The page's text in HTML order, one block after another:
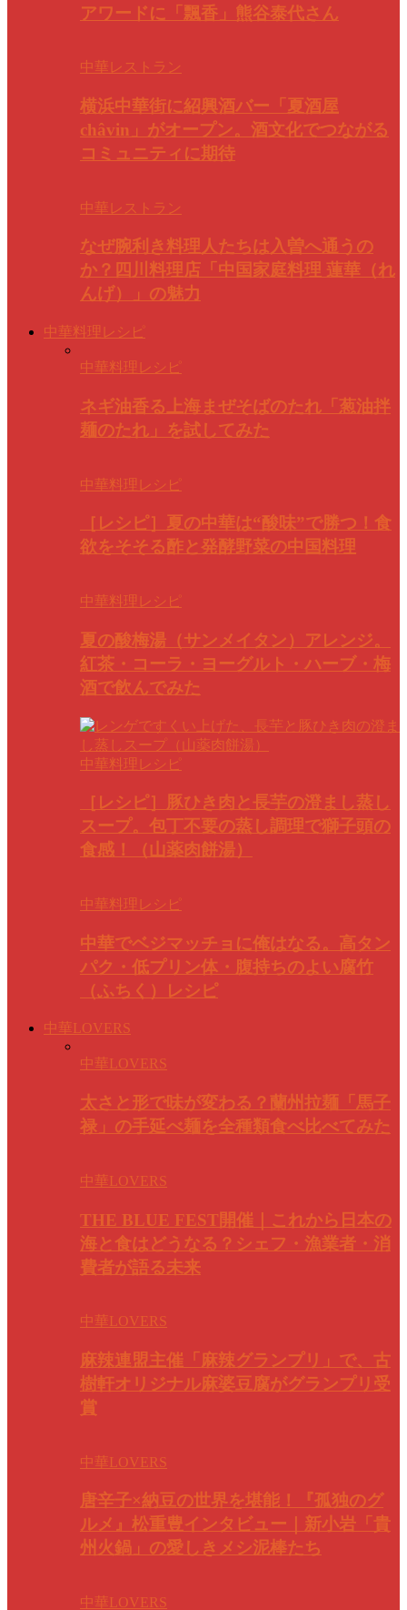
アワードに「飄香」熊谷泰代さん
中華レストラン
横浜中華街に紹興酒バー「夏酒屋
châvin」がオープン。酒文化でつながる
コミュニティに期待
中華レストラン
なぜ腕利き料理人たちは入曽へ通うの
か？四川料理店「中国家庭料理 蓮華（れ
んげ）」の魅力
中華料理レシピ
中華料理レシピ
ネギ油香る上海まぜそばのたれ「葱油拌
麺のたれ」を試してみた
中華料理レシピ
［レシピ］夏の中華は“酸味”で勝つ！食
欲をそそる酢と発酵野菜の中国料理
中華料理レシピ
夏の酸梅湯（サンメイタン）アレンジ。
紅茶・コーラ・ヨーグルト・ハーブ・梅
酒で飲んでみた
中華料理レシピ
［レシピ］豚ひき肉と長芋の澄まし蒸し
スープ。包丁不要の蒸し調理で獅子頭の
食感！（山薬肉餅湯）
中華料理レシピ
中華でベジマッチョに俺はなる。高タン
パク・低プリン体・腹持ちのよい腐竹
（ふちく）レシピ
中華LOVERS
中華LOVERS
太さと形で味が変わる？蘭州拉麺「馬子
禄」の手延べ麺を全種類食べ比べてみた
中華LOVERS
THE BLUE FEST開催｜これから日本の
海と食はどうなる？シェフ・漁業者・消
費者が語る未来
中華LOVERS
麻辣連盟主催「麻辣グランプリ」で、古
樹軒オリジナル麻婆豆腐がグランプリ受
賞
中華LOVERS
唐辛子×納豆の世界を堪能！『孤独のグ
ルメ』松重豊インタビュー｜新小岩「貴
州火鍋」の愛しきメシ泥棒たち
中華LOVERS